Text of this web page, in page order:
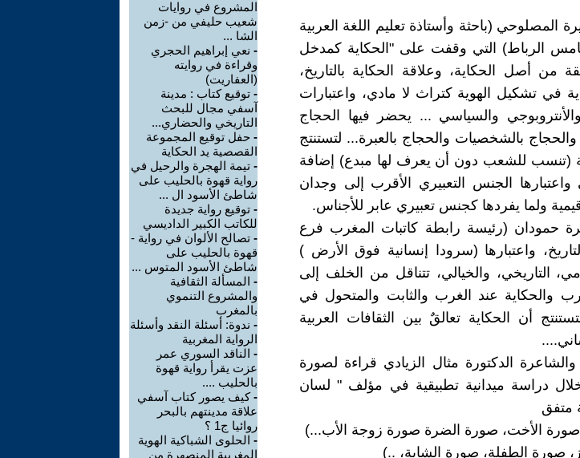
المصلوحي (باحثة وأستاذة تعليم اللغة العربية
الرباط) التي وقفت على "الحكاية كمدخل
أصل الحكاية، وعلاقة الحكاية بالتاريخ،
في تشكيل الهوية كتراث لا مادي، واعتبارات
والأنتروبوجي والسياسي ... يحضر فيها الحجاج
بالشخصيات والحجاج بالعبرة... لتستنتج
(تنسب للشعب دون أن يعرف لها مبدع) إضافة
الجنس التعبيري الأقرب إلى وجدان
قيمية ولما يفردها كجنس تعبيري عابر للأجناس.
حمودان (رئيسة رابطة كاتبات المغرب فرع
واعتبارها (سرودا إنسانية فوق الأرض )
التاريخي، والخيالي، تتناقل من الخلف إلى
والحكاية عند الغرب والثابت والمتحول في
أن الحكاية تعالقٌ بين الثقافات العربية
والشاعرة الدكتورة مثال الزيادي قراءة لصورة
دراسة ميدانية تطبيقية في مؤلف " لسان
متفق
صورة الأخت، صورة الضرة صورة زوجة الأب...)
صورة الطفلة، صورة الشابة، ..)
المشروع في روايات
شعيب حليفي من -زمن
الشا ...
- نعي إبراهيم الحجري
وقراءة في روايته
(العفاريت)
- توقيع كتاب : مدينة
آسفي مجال للبحث
التاريخي والحضاري...
- حفل توقيع المجموعة
القصصية يد الحكاية
- تيمة الهجرة والرحيل في
رواية قهوة بالحليب على
شاطئ الأسود ال ...
- توقيع رواية جديدة
للكاتب الكبير الداديسي
- تصالح الألوان في رواية -
قهوة بالحليب على
شاطئ الأسود المتوس ...
- المسألة الثقافية
والمشروع التنموي
بالمغرب
- ندوة: أسئلة النقد وأسئلة
الرواية المغربية
- الناقد السوري عمر
عزت يقرأ رواية قهوة
بالحليب ....
-كيف يصور كتاب آسفي
علاقة مدينتهم بالبحر
روائيا ج1 ؟
- الحلوى الشباكية الهوية
المغربية المنصهرة من